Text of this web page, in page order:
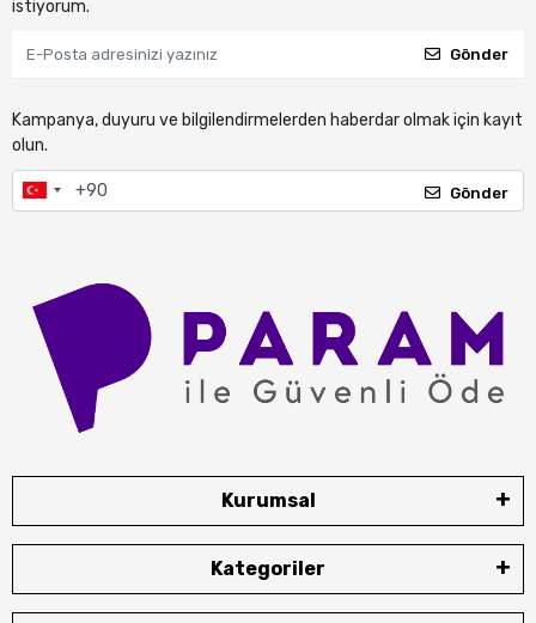
istiyorum.
Gönder
Kampanya, duyuru ve bilgilendirmelerden haberdar olmak için kayıt
olun.
Gönder
Kurumsal
Kategoriler